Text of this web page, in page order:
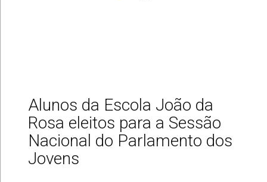
Alunos da Escola João da
Rosa eleitos para a Sessão
Nacional do Parlamento dos
Jovens